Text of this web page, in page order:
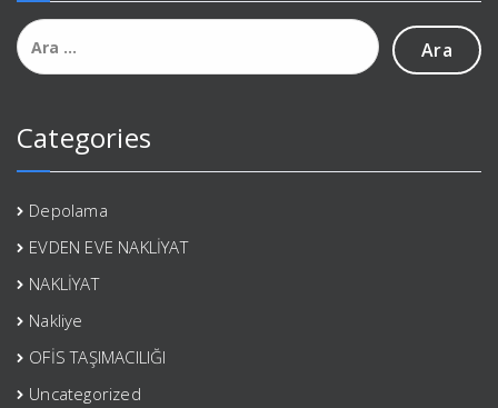
Arama:
Categories
Depolama
EVDEN EVE NAKLİYAT
NAKLİYAT
Nakliye
OFİS TAŞIMACILIĞI
Uncategorized